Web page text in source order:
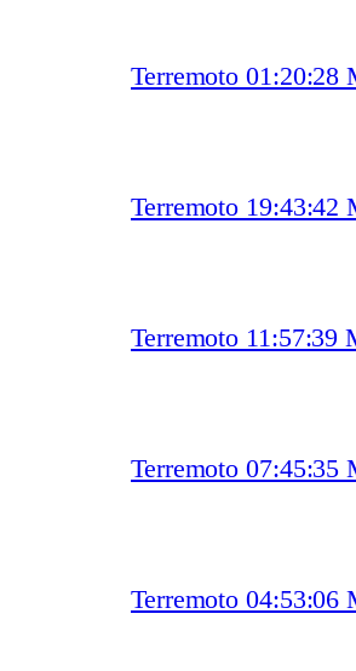
Terremoto 01:20:28
Terremoto 19:43:42
Terremoto
Terremoto 07:45:35
Terremoto 04:53:06